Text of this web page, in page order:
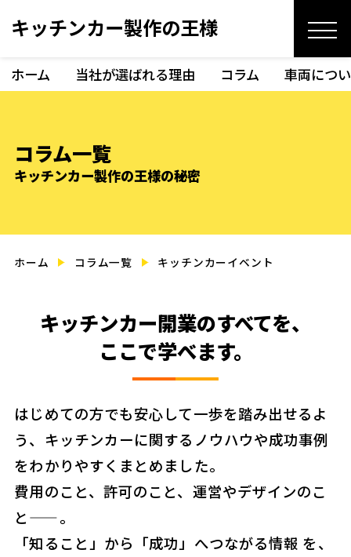
キッチンカー製作の王様
ホーム 当社が選ばれる理由 コラム 車両につ
コラム一覧
キッチンカー製作の王様の秘密
ホーム コラム一覧 キッチンカーイベント
キッチンカー開業のすべてを、
ここで学べます。
はじめての方でも安心して一歩を踏み出せるよ
う、キッチンカーに関するノウハウや成功事例
をわかりやすくまとめました。
費用のこと、許可のこと、運営やデザインのこ
と——。
「知ること」から「成功」へつながる情報 を、